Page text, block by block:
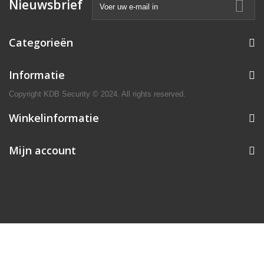
Nieuwsbrief
Categorieën
Informatie
Copyright KDB Security © 2024. All rights reserved.
Winkelinformatie
Mijn account